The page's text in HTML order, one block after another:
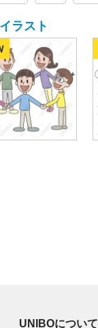
ラスト
UNIBOについて